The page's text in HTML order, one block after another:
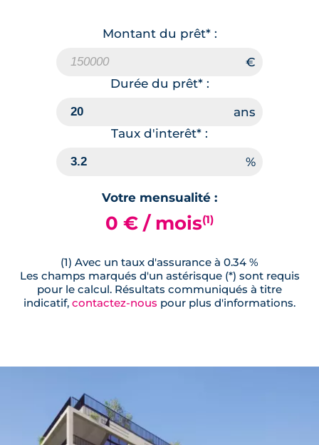
Montant du prêt* :
Durée du prêt* :
Taux d'interêt* :
Votre mensualité :
0 € / mois(1)
(1) Avec un taux d'assurance à 0.34 %
Les champs marqués d'un astérisque (*) sont requis
pour le calcul. Résultats communiqués à titre
indicatif, contactez-nous pour plus d'informations.